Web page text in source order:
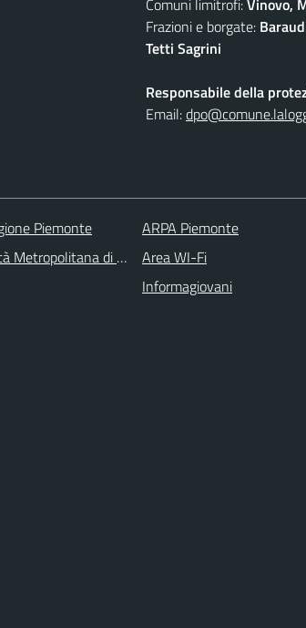
Frazioni e borgate:
Tetti Sagrini
Responsabile della
Email:
Piemonte
Metropolitana di Torino
ARPA Piemonte
Area WI-Fi
Informagiovani